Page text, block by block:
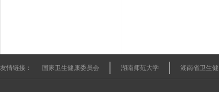
友情链接： 国家卫生健康委员会 湖南师范大学 湖南省卫生